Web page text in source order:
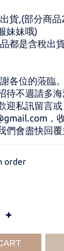
貨,(部分商
妹妹哦)
都是含稅出
各位的蒞臨。
待不週請多海
迎私訊留言或
，
們會盡快回
order